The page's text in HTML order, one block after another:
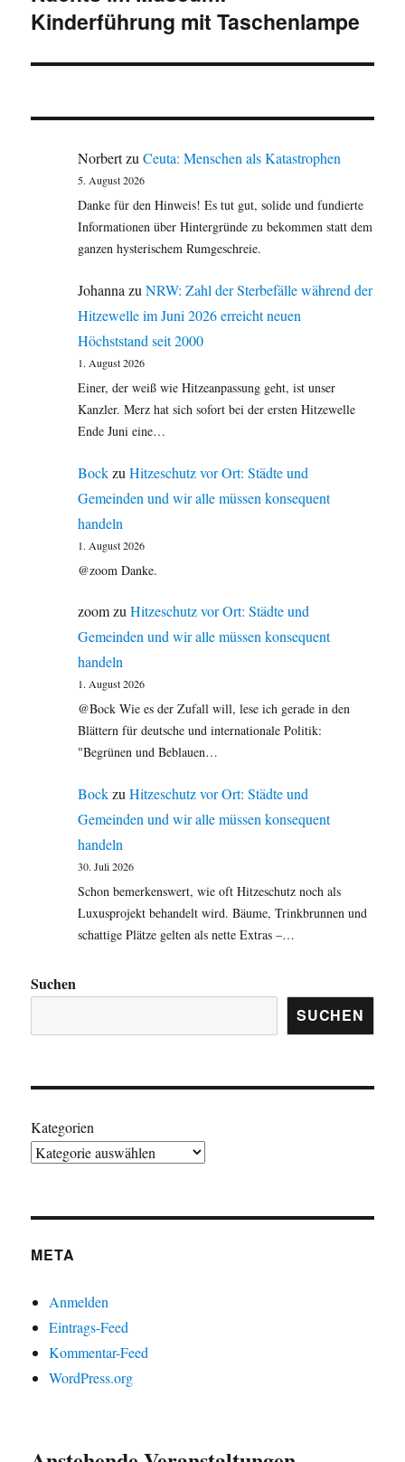
Beitrag:
Kinderführung mit Taschenlampe
NorbertzuCeuta: Menschen als Katastrophen
5. August 2026
Danke für den Hinweis! Es tut gut, solide und fundierte
Informationen über Hintergründe zu bekommen statt dem
ganzen hysterischem Rumgeschreie.
Johanna zuNRW: Zahl der Sterbefälle während der
Hitzewelle im Juni 2026 erreicht neuen
Höchststand seit 2000
1. August 2026
Einer, der weiß wie Hitzeanpassung geht, ist unser
Kanzler. Merz hat sich sofort bei der ersten Hitzewelle
Ende Juni eine…
BockzuHitzeschutz vor Ort: Städte und
Gemeinden und wir alle müssen konsequent
handeln
1. August 2026
@zoom Danke.
zoomzuHitzeschutz vor Ort: Städte und
Gemeinden und wir alle müssen konsequent
handeln
1. August 2026
@Bock Wie es der Zufall will, lese ich gerade in den
Blättern für deutsche und internationale Politik:
"Begrünen und Beblauen…
BockzuHitzeschutz vor Ort: Städte und
Gemeinden und wir alle müssen konsequent
handeln
30. Juli 2026
Schon bemerkenswert, wie oft Hitzeschutz noch als
Luxusprojekt behandelt wird. Bäume, Trinkbrunnen und
schattige Plätze gelten als nette Extras –…
Suchen
SUCHEN
Kategorien
META
Anmelden
Eintrags-Feed
Kommentar-Feed
WordPress.org